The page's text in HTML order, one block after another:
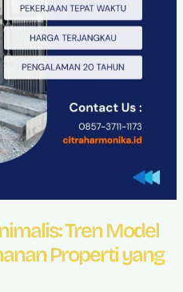
Tren Model
Properti yang